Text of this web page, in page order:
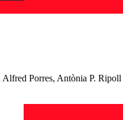
Alfred Porres, Antònia P.